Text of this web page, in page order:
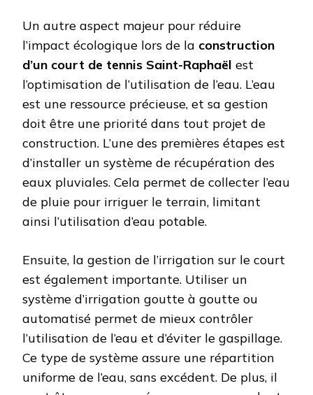
Un autre aspect majeur pour réduire
l’impact écologique lors de la construction
d’un court de tennis Saint-Raphaël est
l’optimisation de l’utilisation de l’eau. L’eau
est une ressource précieuse, et sa gestion
doit être une priorité dans tout projet de
construction. L’une des premières étapes est
d’installer un système de récupération des
eaux pluviales. Cela permet de collecter l’eau
de pluie pour irriguer le terrain, limitant
ainsi l’utilisation d’eau potable.
Ensuite, la gestion de l’irrigation sur le court
est également importante. Utiliser un
système d’irrigation goutte à goutte ou
automatisé permet de mieux contrôler
l’utilisation de l’eau et d’éviter le gaspillage.
Ce type de système assure une répartition
uniforme de l’eau, sans excédent. De plus, il